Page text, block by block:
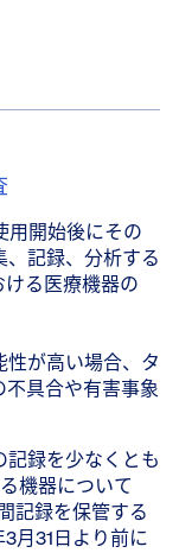
用開始後にその
記録、分析する
る医療機器の
が高い場合、タ
具合や有害事象
録を少なくとも
機器について
記録を保管する
月31日より前に